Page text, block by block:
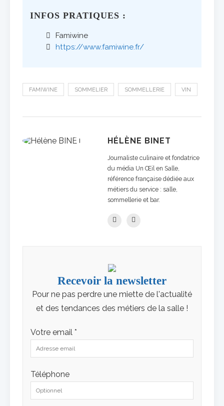
INFOS PRATIQUES :
Famiwine
https://www.famiwine.fr/
FAMIWINE SOMMELIER SOMMELLERIE VIN
HÉLÈNE BINET
Journaliste culinaire et fondatrice
du média Un Œil en Salle,
référence française dédiée aux
métiers du service : salle,
sommellerie et bar.
Recevoir la newsletter
Pour ne pas perdre une miette de l'actualité
et des tendances des métiers de la salle !
Votre email *
Téléphone